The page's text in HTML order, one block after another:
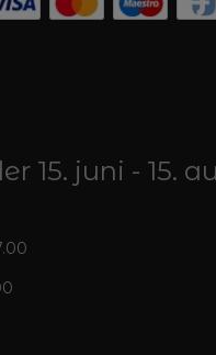
15. juni - 15.